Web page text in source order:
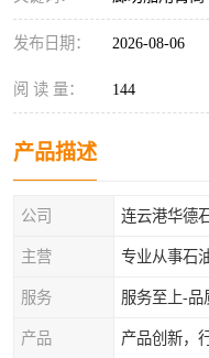
发布日期： 2026-08-06
阅 读 量： 144
产品描述
公司 连云港华德
主营 专业从事石
服务 服务至上-品
产品 产品创新，